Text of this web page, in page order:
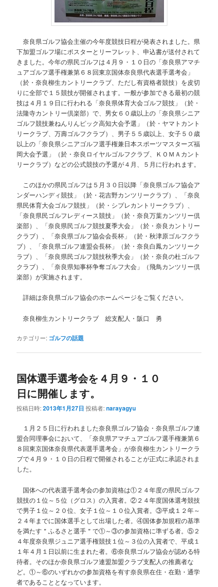
奈良県ゴルフ協会主催の今年度競技日程が発表されました。県
下加盟ゴルフ場にポスターとリーフレット、申込書が送付されて
きました。今年の県民ゴルフは４月９・１０日の「奈良県アマチ
ュアゴルフ選手権兼第６８回東京国体奈良県代表選手選考会」
（於・奈良柳生カントリークラブ、ただし有資格者競技）を皮切
りに全部で１５競技が開催されます。一般が参加できる最初の競
技は４月１９日に行われる「奈良県体育大会ゴルフ競技」（於・
法隆寺カントリー倶楽部）で、男女６０歳以上の「奈良県シニア
ゴルフ競技兼ねんりんピック高知大会予選」（於・ヤマトカント
リークラブ、万壽ゴルフクラブ）、男子５５歳以上、女子５０歳
以上の「奈良県シニアゴルフ選手権兼日本スポーツマスターズ福
岡大会予選」（於・奈良ロイヤルゴルフクラブ、ＫＯＭＡカント
リークラブ）などの公式競技の予選が４月、５月に行われます。
このほかの県民ゴルフは５月３０日以降「奈良県ゴルフ協会ア
ンダーハンディ競技」（於・花吉野カンツリークラブ）、「奈良
県民体育大会ゴルフ競技」（於・シプレカントリークラブ）、
「奈良県民ゴルフレディース競技」（於・奈良万葉カンツリー倶
楽部）、「奈良県民ゴルフ競技夏季大会」（於・奈良カントリー
クラブ）、「奈良県ゴルフ協会会長杯」（於・秋津原ゴルフクラ
ブ）、「奈良県ゴルフ連盟会長杯」（於・奈良白鳳カンツリーク
ラブ）、「奈良県民ゴルフ競技秋季大会」（於・奈良の杜ゴルフ
クラブ）、「奈良県知事杯争奪ゴルフ大会」（飛鳥カンツリー倶
楽部）が実施されます。
詳細は奈良県ゴルフ協会のホームページをご覧ください。
奈良柳生カントリークラブ 総支配人・阪口 勇
カテゴリー: ゴルフの話題
国体選手選考会を４月９・１０
日に開催します。
投稿日時:2013年1月27日 投稿者:narayagyu
１月２５日に行われました奈良県ゴルフ協会・奈良県ゴルフ連
盟合同理事会において、「奈良県アマチュアゴルフ選手権兼第６
８回東京国体奈良県代表選手選考会」が奈良柳生カントリークラ
ブで４月９・１０日の日程で開催されることが正式に承認されま
した。
国体への代表選手選考会の参加資格は①２４年度の県民ゴルフ
競技の１位～５位（グロス）の入賞者。②２４年度国体選考競技
で男子１位～２０位、女子１位～１０位入賞者。③平成１２年～
２４年までに国体選手として出場した者。④国体参加規程の基準
を満たす＂ふるさと選手＂で①～③の参加資格に準ずる者。⑤２
４年度奈良県ジュニア選手権競技１位～３位の入賞者で、平成１
１年４月１日以前に生まれた者。⑥奈良県ゴルフ協会が認める特
待者。そのほか奈良県ゴルフ連盟加盟クラブ支配人の推薦者な
ど。①～⑥のいずれかの参加資格を有す奈良県在住・在勤・通学
者であることとなっています。